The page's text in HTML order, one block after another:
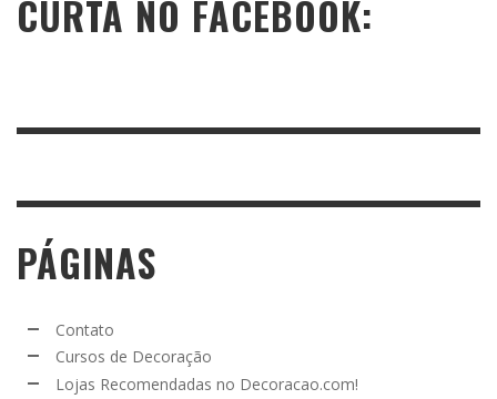
CURTA NO FACEBOOK:
PÁGINAS
Contato
Cursos de Decoração
Lojas Recomendadas no Decoracao.com!